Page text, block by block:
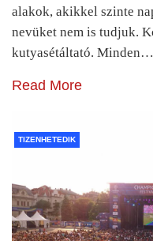
alakok, akikkel szinte
nevüket nem is tudjuk.
kutyasétáltató. Minden…
Read More
TIZENHETEDIK